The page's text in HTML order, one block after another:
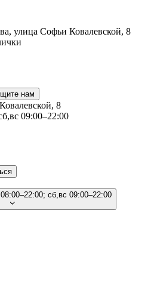
улица Софьи Ковалевской, 8
нам
8
09:00–22:00
08:00–22:00; сб,вс 09:00–22:00